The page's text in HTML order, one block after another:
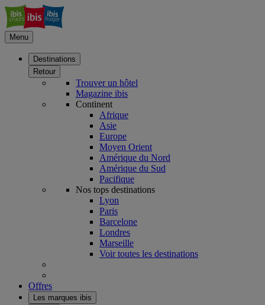
Menu
Destinations
Retour
Trouver un hôtel
Magazine ibis
Continent
Afrique
Asie
Europe
Moyen Orient
Amérique du Nord
Amérique du Sud
Pacifique
Nos tops destinations
Lyon
Paris
Barcelone
Londres
Marseille
Voir toutes les destinations
Offres
Les marques ibis